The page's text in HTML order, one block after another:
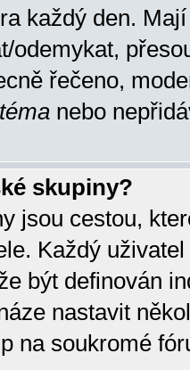
každý den.
odemykat,
řečeno,
nebo
skupiny?
jsou cestou,
Každý
být definován
nastavit
na soukromé